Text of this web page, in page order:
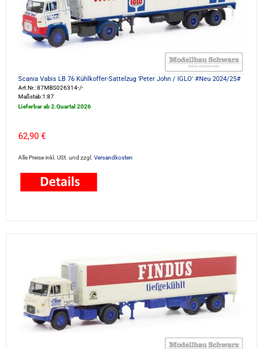
Scania Vabis LB 76 Kühlkoffer-Sattelzug 'Peter John / IGLO' #Neu 2024/25#
Art.Nr.: 87MBS026314-/-
Maßstab:1:87
Lieferbar ab 2.Quartal 2026
62,90 €
Alle Preise inkl. USt. und zzgl. Versandkosten